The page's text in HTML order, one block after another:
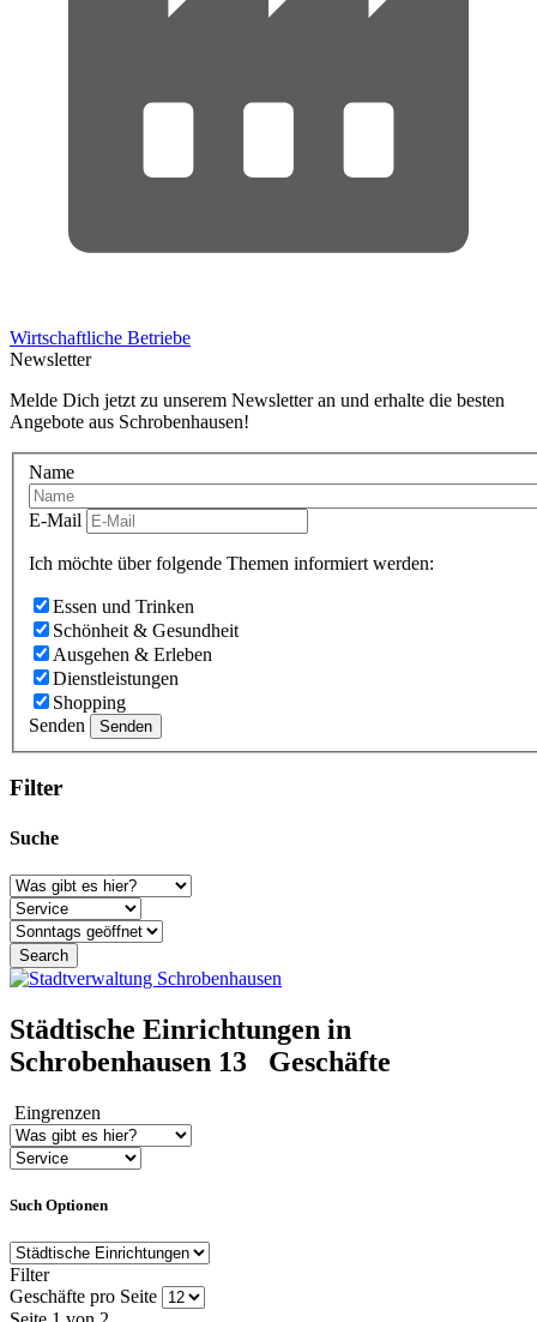
Wirtschaftliche Betriebe
Newsletter
Melde Dich jetzt zu unserem Newsletter an und erhalte die besten
Angebote aus Schrobenhausen!
Name
E-Mail
Ich möchte über folgende Themen informiert werden:
Essen und Trinken
Schönheit & Gesundheit
Ausgehen & Erleben
Dienstleistungen
Shopping
Senden
Senden
Filter
Suche
Städtische Einrichtungen in
Schrobenhausen 13 Geschäfte
Eingrenzen
Such Optionen
Filter
Geschäfte pro Seite